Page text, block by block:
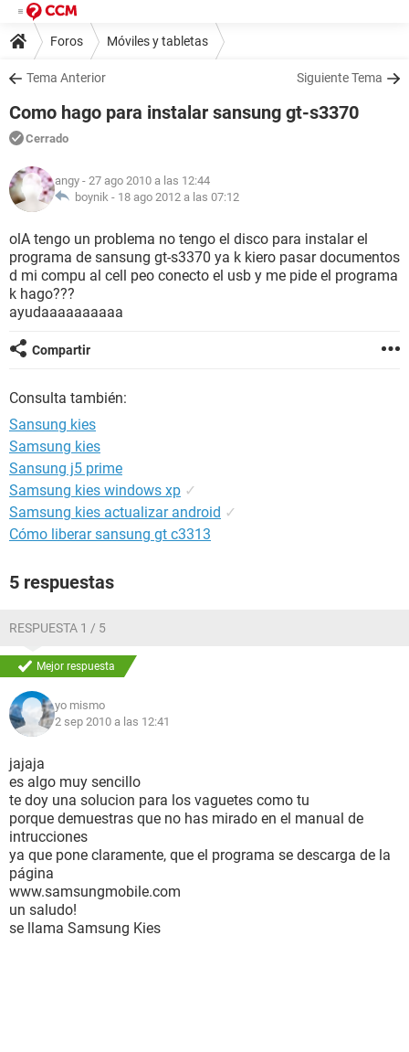
Foros Móviles y tabletas
Tema Anterior Siguiente Tema
Como hago para instalar sansung gt-s3370
Cerrado
angy - 27 ago 2010 a las 12:44
boynik - 18 ago 2012 a las 07:12
olA tengo un problema no tengo el disco para instalar el
programa de sansung gt-s3370 ya k kiero pasar documentos
d mi compu al cell peo conecto el usb y me pide el programa
k hago???
ayudaaaaaaaaaa
Compartir
Consulta también:
Sansung kies
Samsung kies
Sansung j5 prime
Samsung kies windows xp ✓
Samsung kies actualizar android ✓
Cómo liberar sansung gt c3313
5 respuestas
RESPUESTA 1 / 5
Mejor respuesta
yo mismo
2 sep 2010 a las 12:41
jajaja
es algo muy sencillo
te doy una solucion para los vaguetes como tu
porque demuestras que no has mirado en el manual de
intrucciones
ya que pone claramente, que el programa se descarga de la
página
www.samsungmobile.com
un saludo!
se llama Samsung Kies